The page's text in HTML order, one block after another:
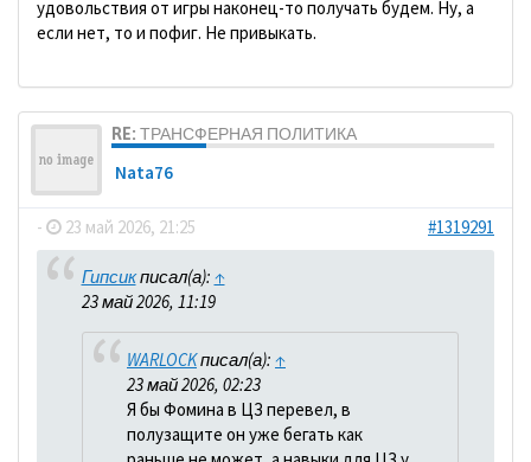
удовольствия от игры наконец-то получать будем. Ну, а
если нет, то и пофиг. Не привыкать.
RE: ТРАНСФЕРНАЯ ПОЛИТИКА
Nata76
- 23 май 2026, 21:25 #1319291
Гипсикписал(а): ↑
23 май 2026, 11:19
WARLOCKписал(а): ↑
23 май 2026, 02:23
Я бы Фомина в ЦЗ перевел, в
полузащите он уже бегать как